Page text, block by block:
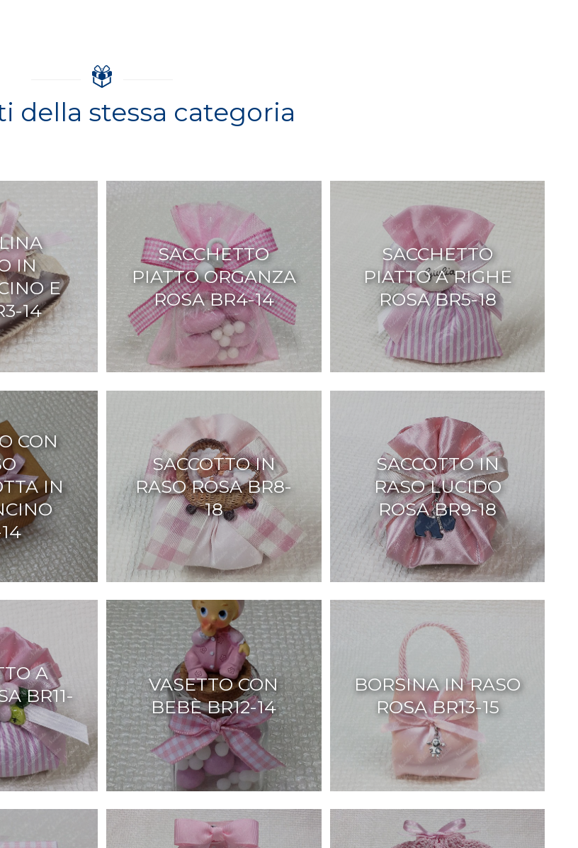
della stessa categoria
IN
E
14
SACCHETTO
PIATTO ORGANZA
ROSA BR4-14
SACCHETTO
PIATTO A RIGHE
ROSA BR5-18
CON
IN
SACCOTTO IN
RASO ROSA BR8-
18
SACCOTTO IN
RASO LUCIDO
ROSA BR9-18
A
BR11-
VASETTO CON
BEBÈ BR12-14
BORSINA IN RASO
ROSA BR13-15